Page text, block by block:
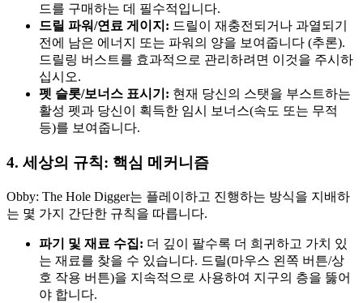
드를 구매하는 데 필수적입니다.
드릴 파워/연료 게이지: 드릴이 재충전되거나 과열되기
전에 남은 에너지 또는 파워의 양을 보여줍니다 (추론).
드릴링 버스트를 효과적으로 관리하려면 이것을 주시하
십시오.
펫 슬롯/보너스 표시기: 현재 당신의 스탯을 부스트하는
활성 펫과 당신이 획득한 임시 보너스(속도 또는 무적
등)를 보여줍니다.
4. 세상의 규칙: 핵심 메커니즘
Obby: The Hole Digger는 플레이하고 진행하는 방식을 지배하
는 몇 가지 간단한 규칙을 따릅니다.
파기 및 재료 수집: 더 깊이 팔수록 더 희귀하고 가치 있
는 재료를 찾을 수 있습니다. 드릴(마우스 왼쪽 버튼/상
호 작용 버튼)을 지속적으로 사용하여 지구의 층을 뚫어
야 합니다.